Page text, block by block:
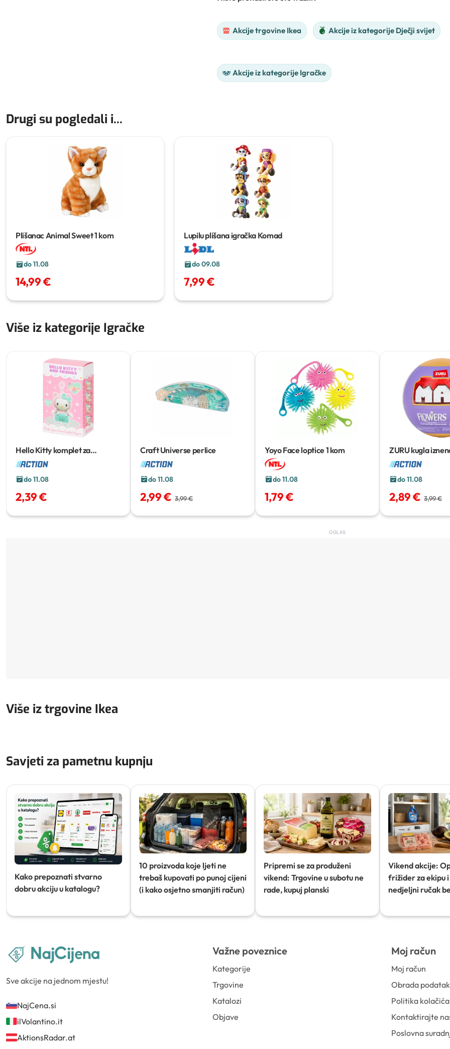
Akcije trgovine Ikea Akcije iz kategorije Dječji svijet
Akcije iz kategorije Igračke
Drugi su pogledali i...
Plišanac Animal Sweet1 kom
do 11.08
14,99 €
Lupilu plišana igračka Komad
do 09.08
7,99 €
Više iz kategorije Igračke
Hello Kitty komplet za
kukičanje
do 11.08
2,39 €
Craft Universe perlice
do 11.08
2,99 € 3,99 €
Yoyo Face loptice1 kom
do 11.08
1,79 €
ZURU kugla
cvijetom94 PCS
do 11.08
2,89 € 3,99 €
OGLAS
Više iz trgovine Ikea
Savjeti za pametnu kupnju
Kako prepoznati stvarno
dobru akciju u katalogu?
10 proizvoda koje ljeti ne
trebaš kupovati po punoj cijeni
(i kako osjetno smanjiti račun)
Pripremi se za produženi
vikend: Trgovine u subotu ne
rade, kupuj planski
Vikend akcije:
frižider za ekipu
nedjeljni ručak
Sve akcije na jednom mjestu!
NajCena.si
ilVolantino.it
AktionsRadar.at
Važne poveznice
Kategorije
Trgovine
Katalozi
Objave
Moj račun
Moj račun
Obrada
Politika kolačića
Kontaktirajte
Poslovna